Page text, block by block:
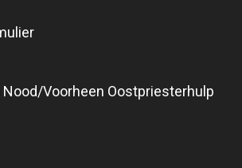
Voorheen Oostpriesterhulp